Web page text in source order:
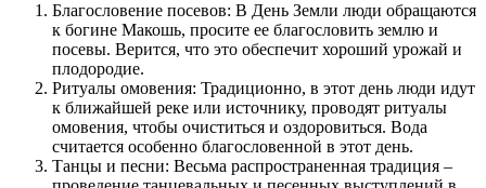
Благословение посевов: В День Земли люди обращаются
к богине Макошь, просите ее благословить землю и
посевы. Верится, что это обеспечит хороший урожай и
плодородие.
Ритуалы омовения: Традиционно, в этот день люди идут
к ближайшей реке или источнику, проводят ритуалы
омовения, чтобы очиститься и оздоровиться. Вода
считается особенно благословенной в этот день.
Танцы и песни: Весьма распространенная традиция –